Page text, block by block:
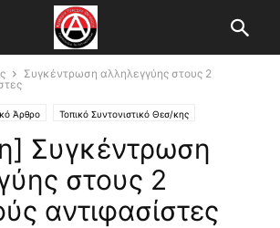
Συγκέντρωση αλληλεγγύης στους 2
Άρθρο Τοπικό Συντονιστικό Θεσ/κης
Συγκέντρωση
στους 2
αντιφασίστες